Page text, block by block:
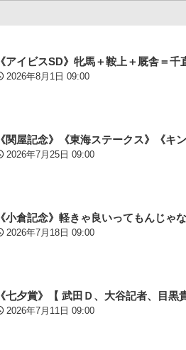
《アイビスSD》牝馬＋鞍上＋厩舎＝
2026年8月1日 09:00
《関屋記念》《東海ステークス》《キ
2026年7月25日 09:00
《小倉記念》軽きゃ良いってもんじゃ
2026年7月18日 09:00
《七夕賞》【 武田Ｄ、大谷記者、目
2026年7月11日 09:00